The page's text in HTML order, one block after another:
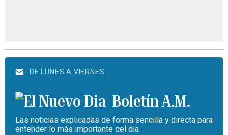
DE LUNES A VIERNES
Boletín A.M.
Las noticias explicadas de forma sencilla y directa para
entender lo más importante del día.